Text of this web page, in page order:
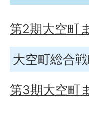
第2期大空町
大空町総合
第3期大空町